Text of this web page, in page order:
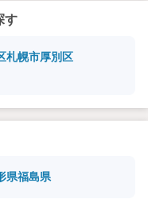
す
札幌市厚別区
県福島県